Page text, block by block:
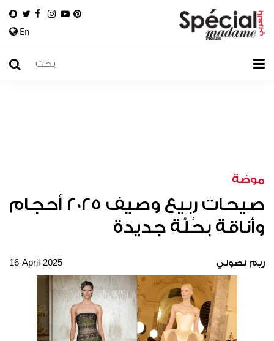
En
موضة
صيحات ربيع وصيف 2025 أحجام
وأناقة بحُلّة جديدة
ريم نصولي 16-April-2025